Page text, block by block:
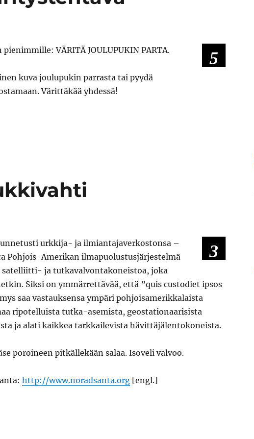
5
VÄRITÄ JOULUPUKIN PARTA.
kuva joulupukin parrasta tai pyydä
Värittäkää yhdessä!
3
urkkija- ja ilmiantajaverkostonsa –
Pohjois-Amerikan ilmapuolustusjärjestelmä
satelliitti- ja tutkavalvontakoneistoa, joka
Siksi on ymmärrettävää, että ”quis custodiet ipsos
saa vastauksensa ympäri pohjoisamerikkalaista
ripotelluista tutka-asemista, geostationaarisista
ja alati kaikkea tarkkailevista hävittäjälentokoneista.
poroineen pitkällekään salaa. Isoveli valvoo.
http://www.noradsanta.org[engl.]